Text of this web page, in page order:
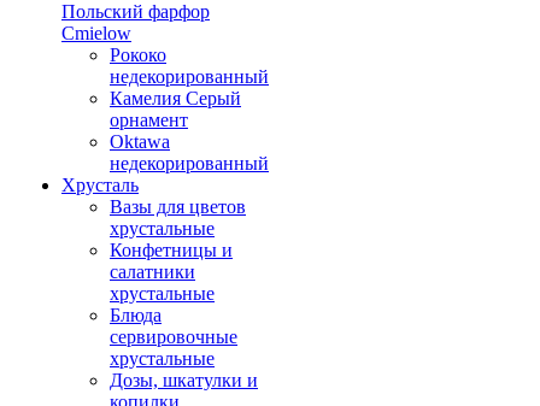
Польский фарфор
Сmielow
Рококо
недекорированный
Камелия Серый
орнамент
Oktawa
недекорированный
Хрусталь
Вазы для цветов
хрустальные
Конфетницы и
салатники
хрустальные
Блюда
сервировочные
хрустальные
Дозы, шкатулки и
копилки